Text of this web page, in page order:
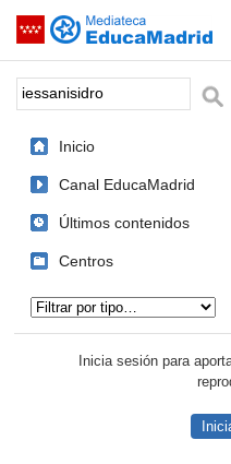
Saltar navegación
Palabra o frase:
Inicio
Canal EducaMadrid
Últimos contenidos
Centros
Inicia sesión para